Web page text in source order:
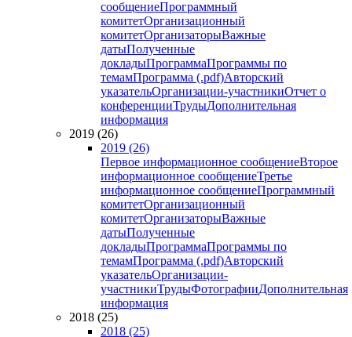
сообщениеПрограммный
комитетОрганизационный
комитетОрганизаторыВажные
датыПолученные
докладыПрограммаПрограммы по
темамПрограмма (.pdf)Авторский
указательОрганизации-участникиОтчет о
конференцииТрудыДополнительная
информация
2019 (26)
2019 (26)
Первое информационное сообщениеВторое
информационное сообщениеТретье
информационное сообщениеПрограммный
комитетОрганизационный
комитетОрганизаторыВажные
датыПолученные
докладыПрограммаПрограммы по
темамПрограмма (.pdf)Авторский
указательОрганизации-
участникиТрудыФотографииДополнительная
информация
2018 (25)
2018 (25)